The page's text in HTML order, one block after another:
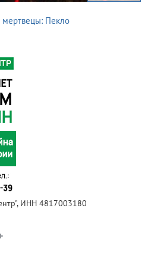
Пекло
ИНН 4817003180